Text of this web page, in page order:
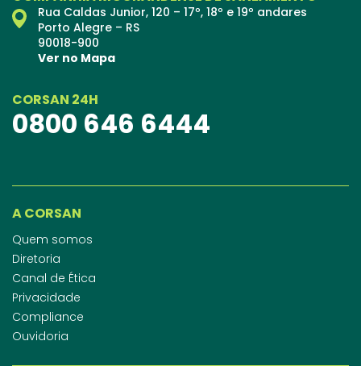
Rua Caldas Junior, 120 – 17º, 18º e 19º andares
Porto Alegre – RS
90018-900
Ver no Mapa
CORSAN 24H
0800 646 6444
A CORSAN
Quem somos
Diretoria
Canal de Ética
Privacidade
Compliance
Ouvidoria